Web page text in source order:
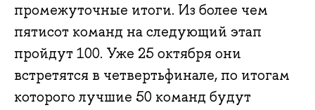
промежуточные итоги. Из более чем
пятисот команд на следующий этап
пройдут 100. Уже 25 октября они
встретятся в четвертьфинале, по итогам
которого лучшие 50 команд будут